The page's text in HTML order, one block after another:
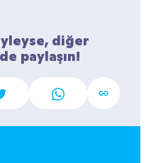
diğer
paylaşın!